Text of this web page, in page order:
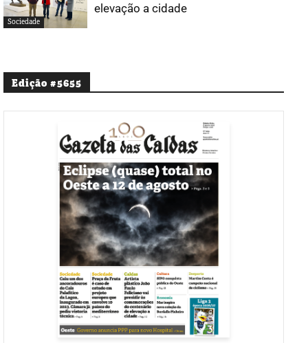
Sociedade
elevação a cidade
Edição #5655